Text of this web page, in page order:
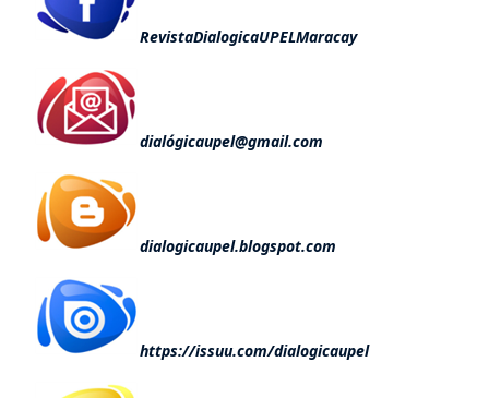
RevistaDialogicaUPELMaracay
dialógicaupel@gmail.com
dialogicaupel.blogspot.com
https://issuu.com/dialogicaupel